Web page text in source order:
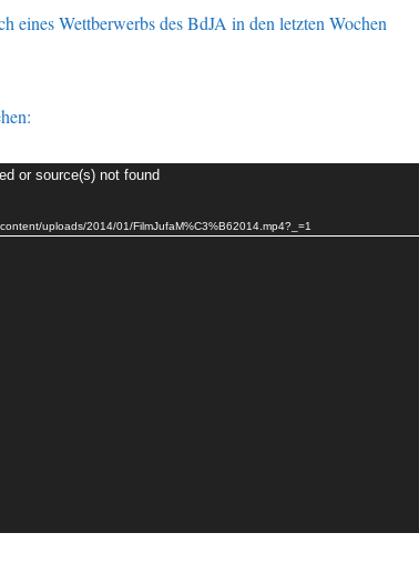
eines Wettberwerbs des BdJA in den letzten Wochen
or source(s) not found
uploads/2014/01/FilmJufaM%C3%B62014.mp4?_=1